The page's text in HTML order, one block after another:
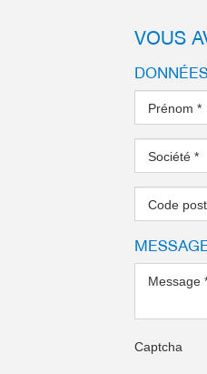
VOUS
Prénom *
Société *
Code
Message
Captcha